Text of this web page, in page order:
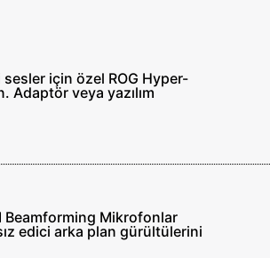
için özel ROG Hyper-
Adaptör veya yazılım
Mikrofonlar
edici arka plan gürültülerini